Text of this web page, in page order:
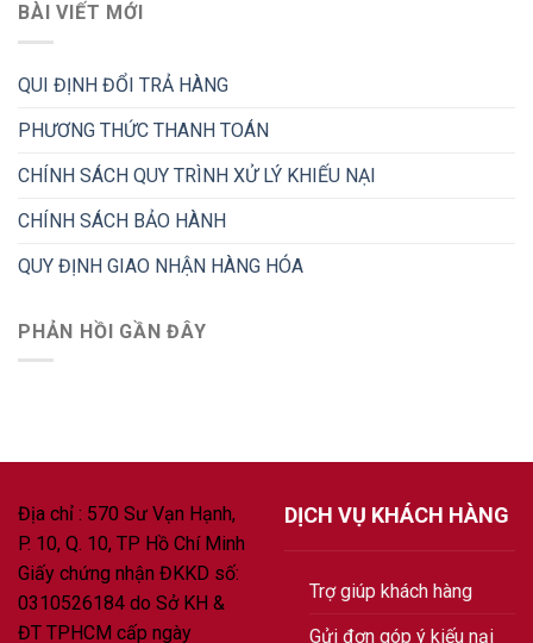
BÀI VIẾT MỚI
QUI ĐỊNH ĐỔI TRẢ HÀNG
PHƯƠNG THỨC THANH TOÁN
CHÍNH SÁCH QUY TRÌNH XỬ LÝ KHIẾU NẠI
CHÍNH SÁCH BẢO HÀNH
QUY ĐỊNH GIAO NHẬN HÀNG HÓA
PHẢN HỒI GẦN ĐÂY
Địa chỉ : 570 Sư Vạn Hạnh,
P. 10, Q. 10, TP Hồ Chí Minh
Giấy chứng nhận ĐKKD số:
0310526184 do Sở KH &
ĐT TPHCM cấp ngày
DỊCH VỤ KHÁCH HÀNG
Trợ giúp khách hàng
Gửi đơn góp ý kiếu nại